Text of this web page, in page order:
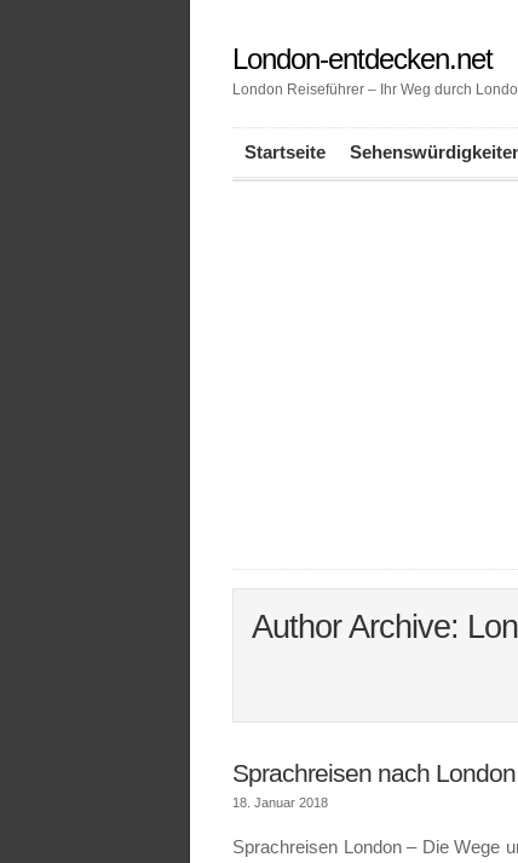
London-entdecken.net
London Reiseführer – Ihr Weg durch
Startseite
Author Archive:
Sprachreisen nach London
18. Januar 2018
Sprachreisen London – Die Wege